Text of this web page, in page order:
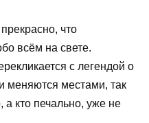
что
всём на свете.
с легендой о
меняются местами, так
а кто печально, уже не